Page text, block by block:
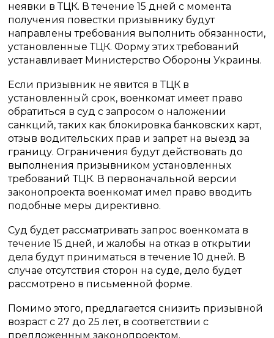
неявки в ТЦК. В течение 15 дней с момента
получения повестки призывнику будут
направлены требования выполнить обязанности,
установленные ТЦК. Форму этих требований
устанавливает Министерство Обороны Украины.
Если призывник не явится в ТЦК в
установленный срок, военкомат имеет право
обратиться в суд с запросом о наложении
санкций, таких как блокировка банковских карт,
отзыв водительских прав и запрет на выезд за
границу. Ограничения будут действовать до
выполнения призывником установленных
требований ТЦК. В первоначальной версии
законопроекта военкомат имел право вводить
подобные меры директивно.
Суд будет рассматривать запрос военкомата в
течение 15 дней, и жалобы на отказ в открытии
дела будут приниматься в течение 10 дней. В
случае отсутствия сторон на суде, дело будет
рассмотрено в письменной форме.
Помимо этого, предлагается снизить призывной
возраст с 27 до 25 лет, в соответствии с
предложенным законопроектом.